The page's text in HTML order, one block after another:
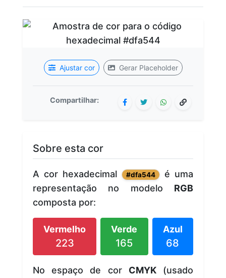
Ajustar cor Gerar Placeholder
Compartilhar:
Sobre esta cor
A cor hexadecimal #dfa544
é uma
representação no modelo RGB
composta por:
Vermelho
223
Verde
165
Azul
68
No espaço de cor CMYK(usado